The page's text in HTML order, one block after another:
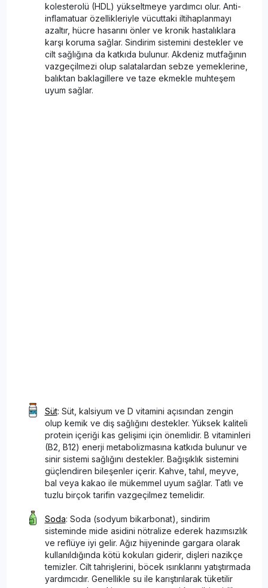
kolesterolü (HDL) yükseltmeye yardımcı olur. Anti-
inflamatuar özellikleriyle vücuttaki iltihaplanmayı
azaltır, hücre hasarını önler ve kronik hastalıklara
karşı koruma sağlar. Sindirim sistemini destekler ve
cilt sağlığına da katkıda bulunur. Akdeniz mutfağının
vazgeçilmezi olup salatalardan sebze yemeklerine,
balıktan baklagillere ve taze ekmekle muhteşem
uyum sağlar.
Süt: Süt, kalsiyum ve D vitamini açısından zengin
olup kemik ve diş sağlığını destekler. Yüksek kaliteli
protein içeriği kas gelişimi için önemlidir. B vitaminleri
(B2, B12) enerji metabolizmasına katkıda bulunur ve
sinir sistemi sağlığını destekler. Bağışıklık sistemini
güçlendiren bileşenler içerir. Kahve, tahıl, meyve,
bal veya kakao ile mükemmel uyum sağlar. Tatlı ve
tuzlu birçok tarifin vazgeçilmez temelidir.
Soda: Soda (sodyum bikarbonat), sindirim
sisteminde mide asidini nötralize ederek hazımsızlık
ve reflüye iyi gelir. Ağız hijyeninde gargara olarak
kullanıldığında kötü kokuları giderir, dişleri nazikçe
temizler. Cilt tahrişlerini, böcek ısırıklarını yatıştırmada
yardımcıdır. Genellikle su ile karıştırılarak tüketilir